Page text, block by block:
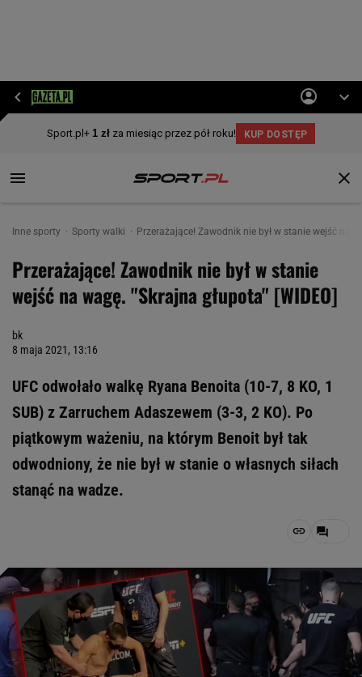
Inne sporty Sporty walki Przerażające! Zawodnik nie był w stanie wejść na
Przerażające! Zawodnik nie był w stanie
wejść na wagę. "Skrajna głupota" [WIDEO]
bk
8 maja 2021, 13:16
UFC odwołało walkę Ryana Benoita (10-7, 8 KO, 1
SUB) z Zarruchem Adaszewem (3-3, 2 KO). Po
piątkowym ważeniu, na którym Benoit był tak
odwodniony, że nie był w stanie o własnych siłach
stanąć na wadze.